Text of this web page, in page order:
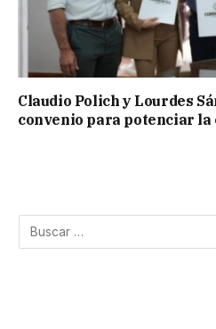
Claudio Polich y Lourdes
convenio para potenciar